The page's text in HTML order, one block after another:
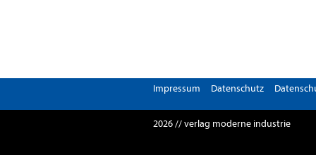
Impressum Datenschutz
2026 // verlag moderne industrie